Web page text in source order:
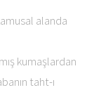
alanda
kumaşlardan
taht-ı